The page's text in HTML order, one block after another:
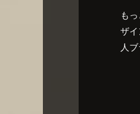
も
ザ
人ブ